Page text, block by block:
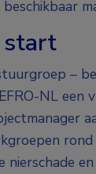
start
–
NL een
rond
nierschade